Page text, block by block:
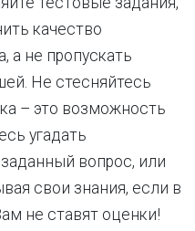
качество
а не пропускать
Не стесняйтесь
– это возможность
угадать
вопрос, или
свои знания, если в
не ставят оценки!